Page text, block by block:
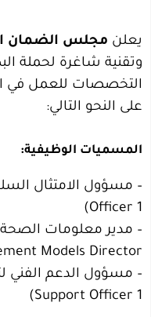
يعلن مجلس الضمان
وتقنية شاغرة لحملة
التخصصات للعمل في
على النحو التالي:
المسميات الوظيفية:
Officer 1)
Models Director)
Support Officer 1)